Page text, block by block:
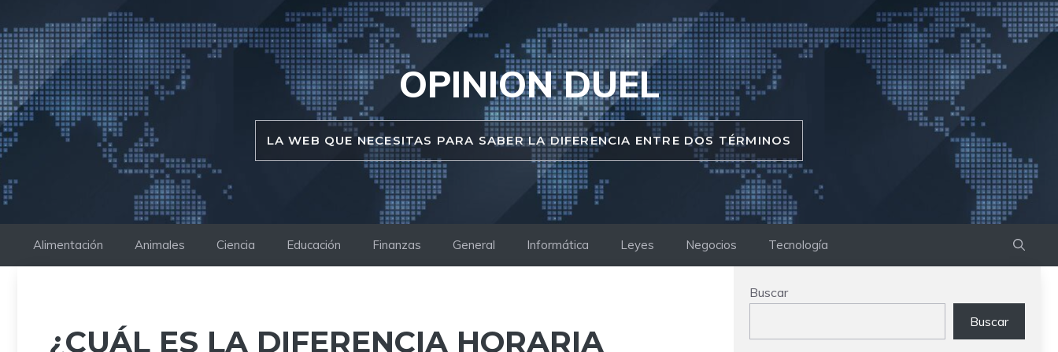
al
contenido
OPINION DUEL
LA WEB QUE NECESITAS PARA SABER LA DIFERENCIA ENTRE DOS TÉRMINOS
Alimentación Animales Ciencia Educación Finanzas General Informática Leyes Negocios Tecnología
¿CUÁL ES LA DIFERENCIA HORARIA
Buscar
Buscar